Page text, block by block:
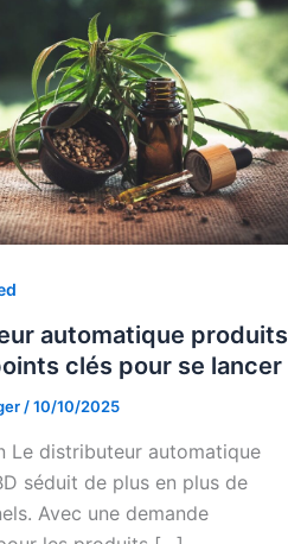
automatique produits
clés pour se lancer
/10/10/2025
Le distributeur automatique
séduit de plus en plus de
Avec une demande